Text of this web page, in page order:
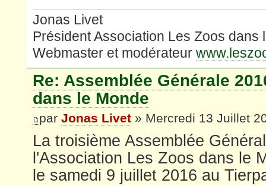
Jonas Livet
Président Association Les Zoos dans
Webmaster et modérateur
Re: Assemblée Générale
dans le Monde
par Jonas Livet » Mercredi 13 Juillet
La troisième Assemblée
l'Association Les Zoos dans le
le samedi 9 juillet 2016 au